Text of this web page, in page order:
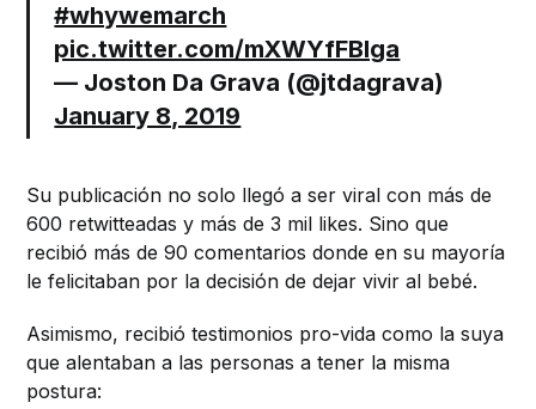
#whywemarch
pic.twitter.com/mXWYfFBIga
— Joston Da Grava (@jtdagrava)
January 8, 2019
Su publicación no solo llegó a ser viral con más de
600 retwitteadas y más de 3 mil likes. Sino que
recibió más de 90 comentarios donde en su mayoría
le felicitaban por la decisión de dejar vivir al bebé.
Asimismo, recibió testimonios pro-vida como la suya
que alentaban a las personas a tener la misma
postura: